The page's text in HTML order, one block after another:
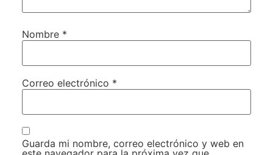
Nombre *
Correo electrónico *
Guarda mi nombre, correo electrónico y web en